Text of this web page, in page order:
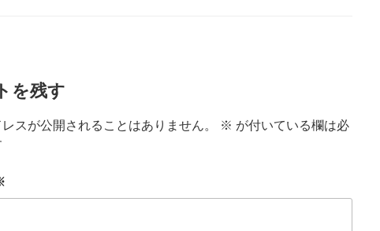
を残す
スが公開されることはありません。 ※ が付いている欄は必